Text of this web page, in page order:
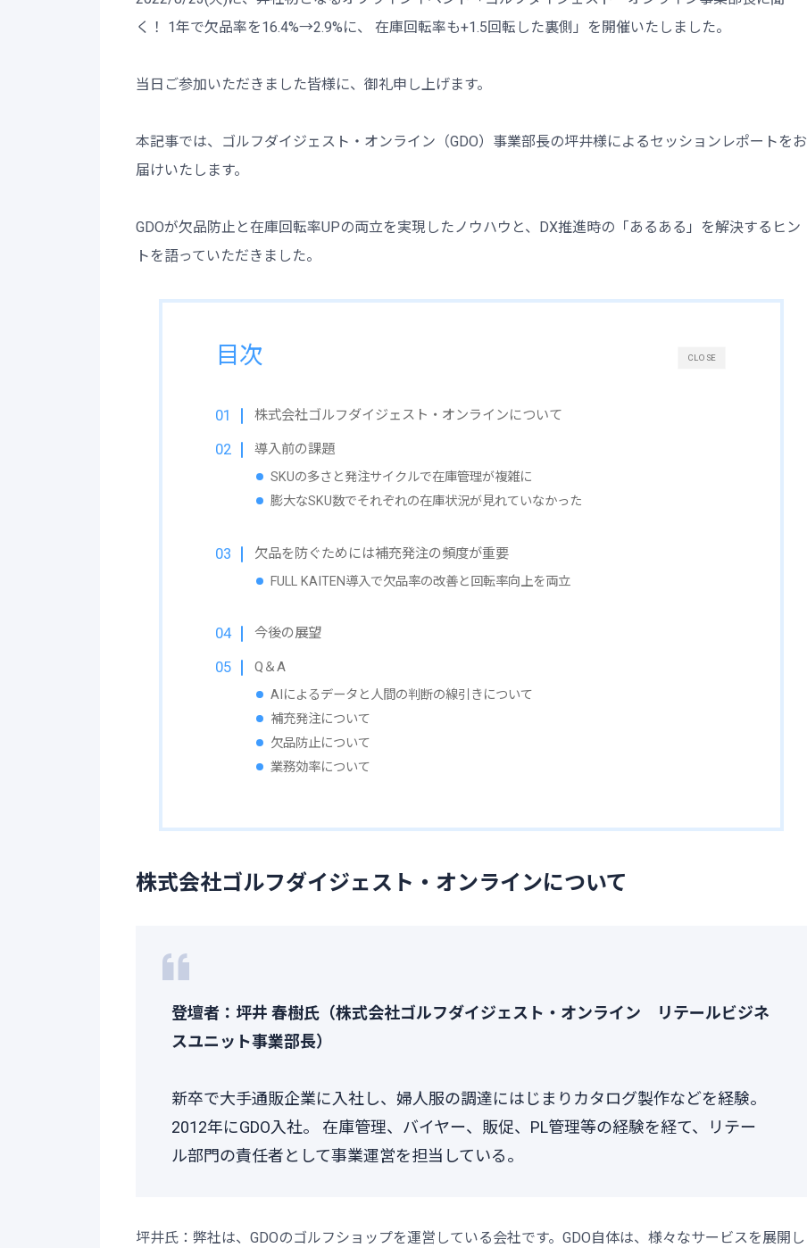
く！ 1年で欠品率を16.4%→2.9%に、 在庫回転率も+1.5回転した裏側」を開催いたしました。
当日ご参加いただきました皆様に、御礼申し上げます。
本記事では、ゴルフダイジェスト・オンライン（GDO）事業部長の坪井様によるセッションレポートをお
届けいたします。
GDOが欠品防止と在庫回転率UPの両立を実現したノウハウと、DX推進時の「あるある」を解決するヒン
トを語っていただきました。
CLOSE
目次
株式会社ゴルフダイジェスト・オンラインについて
導入前の課題
SKUの多さと発注サイクルで在庫管理が複雑に
膨大なSKU数でそれぞれの在庫状況が見れていなかった
欠品を防ぐためには補充発注の頻度が重要
FULL KAITEN導入で欠品率の改善と回転率向上を両立
今後の展望
Q＆A
AIによるデータと人間の判断の線引きについて
補充発注について
欠品防止について
業務効率について
株式会社ゴルフダイジェスト・オンラインについて
登壇者：坪井 春樹氏（株式会社ゴルフダイジェスト・オンライン リテールビジネ
スユニット事業部長）
新卒で大手通販企業に入社し、婦人服の調達にはじまりカタログ製作などを経験。
2012年にGDO入社。 在庫管理、バイヤー、販促、PL管理等の経験を経て、リテー
ル部門の責任者として事業運営を担当している。
坪井氏：弊社は、GDOのゴルフショップを運営している会社です。GDO自体は、様々なサービスを展開し